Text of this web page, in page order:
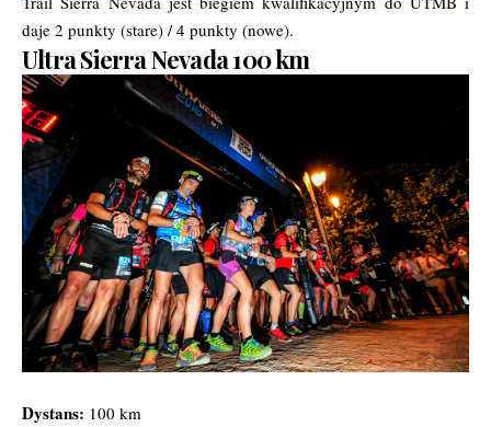
daje 2 punkty (stare) / 4 punkty (nowe).
Ultra Sierra Nevada 100 km
Dystans: 100 km